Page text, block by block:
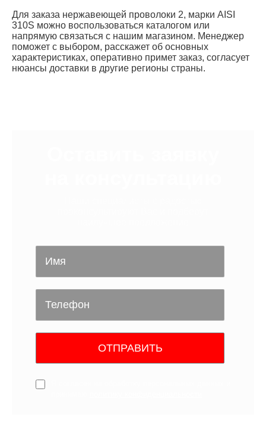
Для заказа нержавеющей проволоки 2, марки AISI
310S можно воспользоваться каталогом или
напрямую связаться с нашим магазином. Менеджер
поможет с выбором, расскажет об основных
характеристиках, оперативно примет заказ, согласует
нюансы доставки в другие регионы страны.
ОТПРАВИТЬ